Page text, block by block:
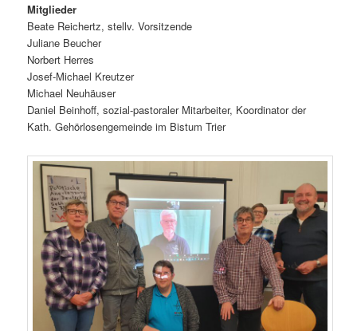
Mitglieder
Beate Reichertz, stellv. Vorsitzende
Juliane Beucher
Norbert Herres
Josef-Michael Kreutzer
Michael Neuhäuser
Daniel Beinhoff, sozial-pastoraler Mitarbeiter, Koordinator der
Kath. Gehörlosengemeinde im Bistum Trier